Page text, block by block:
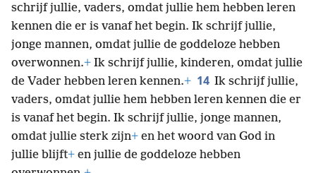
schrijf jullie, vaders, omdat jullie hem hebben leren
kennen die er is vanaf het begin. Ik schrijf jullie,
jonge mannen, omdat jullie de goddeloze hebben
overwonnen.+ Ik schrijf jullie, kinderen, omdat jullie
de Vader hebben leren kennen.+ 14 Ik schrijf jullie,
vaders, omdat jullie hem hebben leren kennen die er
is vanaf het begin. Ik schrijf jullie, jonge mannen,
omdat jullie sterk zijn+ en het woord van God in
jullie blijft+ en jullie de goddeloze hebben